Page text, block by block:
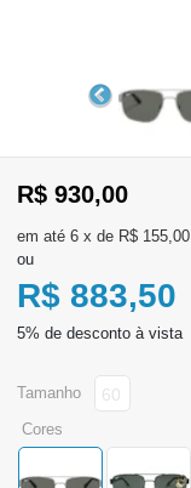
aqui
Registre-
se
R$ 930,00
6 x de R$ 155,00
ou
R$ 883,50
cores
tamanho 60